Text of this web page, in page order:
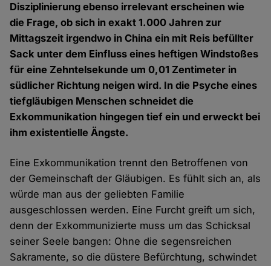
Disziplinierung ebenso irrelevant erscheinen wie
die Frage, ob sich in exakt 1.000 Jahren zur
Mittagszeit irgendwo in China ein mit Reis befüllter
Sack unter dem Einfluss eines heftigen Windstoßes
für eine Zehntelsekunde um 0,01 Zentimeter in
südlicher Richtung neigen wird. In die Psyche eines
tiefgläubigen Menschen schneidet die
Exkommunikation hingegen tief ein und erweckt bei
ihm existentielle Ängste.
Eine Exkommunikation trennt den Betroffenen von
der Gemeinschaft der Gläubigen. Es fühlt sich an, als
würde man aus der geliebten Familie
ausgeschlossen werden. Eine Furcht greift um sich,
denn der Exkommunizierte muss um das Schicksal
seiner Seele bangen: Ohne die segensreichen
Sakramente, so die düstere Befürchtung, schwindet